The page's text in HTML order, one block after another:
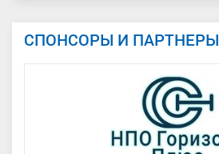
СПОНСОРЫ И ПАРТНЕРЫ